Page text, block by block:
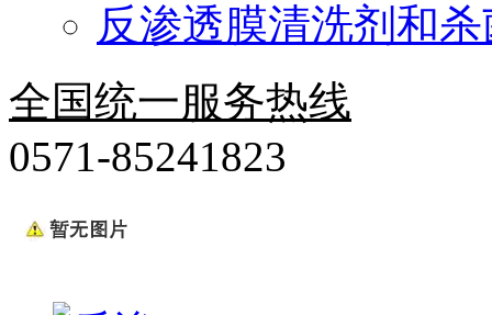
反渗透膜清洗剂和
全国统一服务热线
0571-85241823